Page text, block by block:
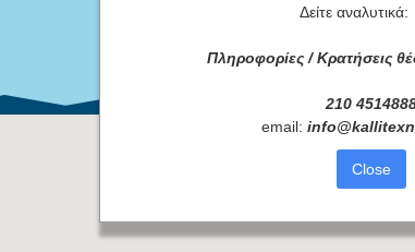
Δείτε αναλυτικά:
Πληροφορίες / Κρατήσεις
210
email: info@
Close